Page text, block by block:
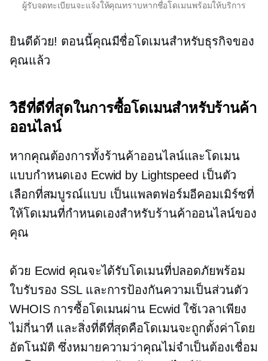
ผู้รับจดทะเบียนจะแจ้งให้คุณทราบหากชื่อโดเมนพร้อมให้บริการ
ยินดีด้วย! ตอนนี้คุณมีชื่อโดเมนสำหรับธุรกิจของ
คุณแล้ว
วิธีที่ดีที่สุดในการซื้อโดเมนสำหรับร้านค้า
ออนไลน์
หากคุณต้องการทั้งร้านค้าออนไลน์และโดเมน
แบบกำหนดเอง Ecwid by Lightspeed เป็นตัว
เลือกที่สมบูรณ์แบบ เป็นแพลตฟอร์มอีคอมเมิร์ซที่
ให้โดเมนที่กำหนดเองสำหรับร้านค้าออนไลน์ของ
คุณ
ด้วย Ecwid คุณจะได้รับโดเมนที่ปลอดภัยพร้อม
ใบรับรอง SSL และการป้องกันความเป็นส่วนตัว
WHOIS การซื้อโดเมนผ่าน Ecwid ใช้เวลาเพียง
ไม่กี่นาที และสิ่งที่ดีที่สุดคือโดเมนจะถูกตั้งค่าโดย
อัตโนมัติ ซึ่งหมายความว่าคุณไม่จำเป็นต้องเชื่อม